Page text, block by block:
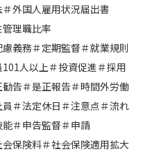
＃外国人雇用状況届出書
管理職比率
慮義務＃定期監督＃就業規則
101人以上＃投資促進＃採用
勧告＃是正報告＃時間外労働
＃法定休日 ＃注意点 ＃流れ
能＃申告監督＃申請
会保険料＃社会保険適用拡大